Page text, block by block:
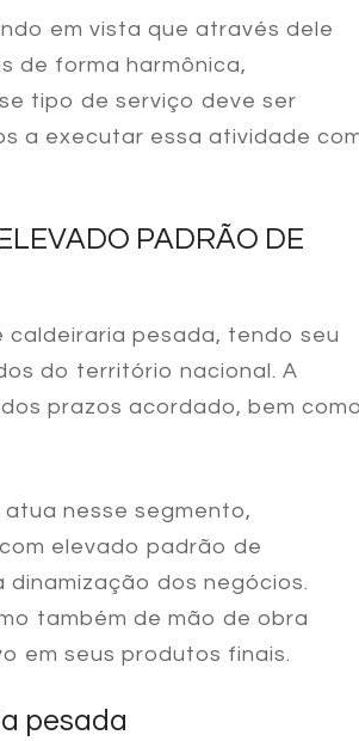
em vista que através dele
de forma harmônica,
tipo de serviço deve ser
a executar essa atividade
PADRÃO DE
caldeiraria pesada, tendo seu
do território nacional. A
prazos acordado, bem como
atua nesse segmento,
elevado padrão de
dos negócios.
também de mão de obra
em seus produtos finais.
pesada